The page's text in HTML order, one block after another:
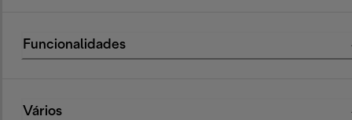
Funcionalidades
Vários